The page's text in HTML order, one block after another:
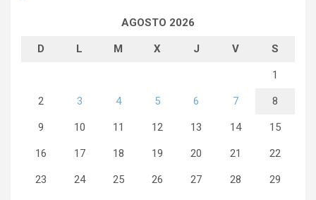
AGOSTO 2026
D L M X J V S
1
2 3 4 5 6 7 8
9 10 11 12 13 14 15
16 17 18 19 20 21 22
23 24 25 26 27 28 29